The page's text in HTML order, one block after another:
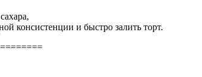
консистенции и быстро залить торт.